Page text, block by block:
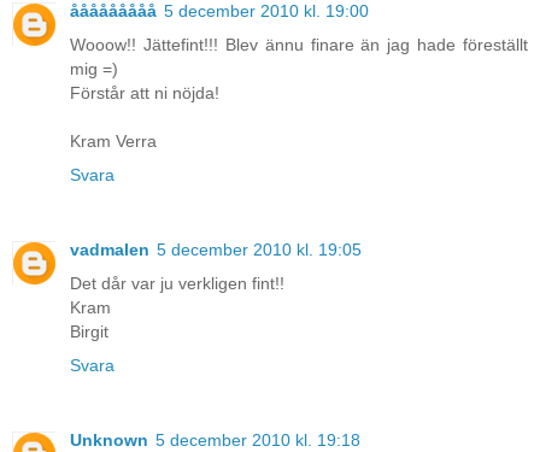
ååååååååå 5 december 2010 kl. 19:00
Wooow!! Jättefint!!! Blev ännu finare än jag hade föreställt
mig =)
Förstår att ni nöjda!
Kram Verra
Svara
vadmalen 5 december 2010 kl. 19:05
Det dår var ju verkligen fint!!
Kram
Birgit
Svara
Unknown 5 december 2010 kl. 19:18